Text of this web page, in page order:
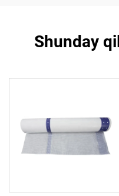
Shunday